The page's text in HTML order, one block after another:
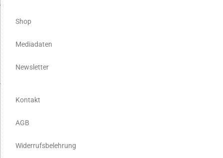
Shop
Mediadaten
Newsletter
Kontakt
AGB
Widerrufsbelehrung